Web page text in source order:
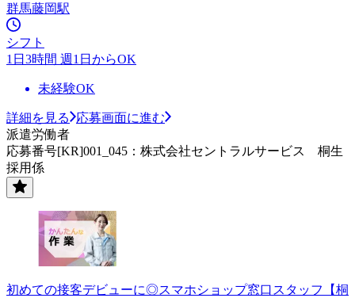
群馬藤岡駅
シフト
1日3時間 週1日からOK
未経験OK
詳細を見る
応募画面に進む
派遣労働者
応募番号[KR]001_045：株式会社セントラルサービス 桐生
採用係
初めての接客デビューに◎スマホショップ窓口スタッフ【桐